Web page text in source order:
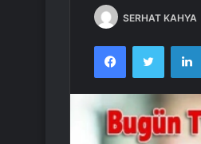
SERHAT KAHYA
FacebookTwitter